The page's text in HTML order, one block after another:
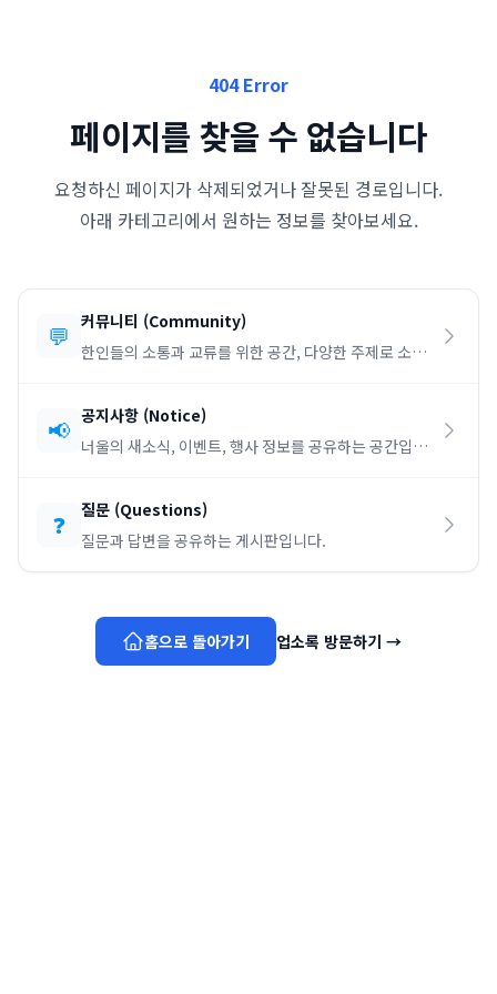
404 Error
페이지를 찾을 수 없습니다
요청하신 페이지가 삭제되었거나 잘못된 경로입니다.
아래 카테고리에서 원하는 정보를 찾아보세요.
💬 커뮤니티 (Community)
한인들의 소통과 교류를 위한 공간, 다양한 주제로 소통
📢 공지사항 (Notice)
너울의 새소식, 이벤트, 행사 정보를 공유하는 공간입니
❓ 질문 (Questions)
질문과 답변을 공유하는 게시판입니다.
홈으로 돌아가기 업소록 방문하기 →